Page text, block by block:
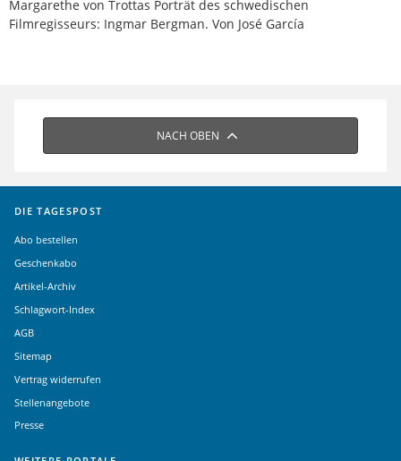
Margarethe von Trottas Porträt des schwedischen
Filmregisseurs: Ingmar Bergman. Von José García
NACH OBEN
DIE TAGESPOST
Abo bestellen
Geschenkabo
Artikel-Archiv
Schlagwort-Index
AGB
Sitemap
Vertrag widerrufen
Stellenangebote
Presse